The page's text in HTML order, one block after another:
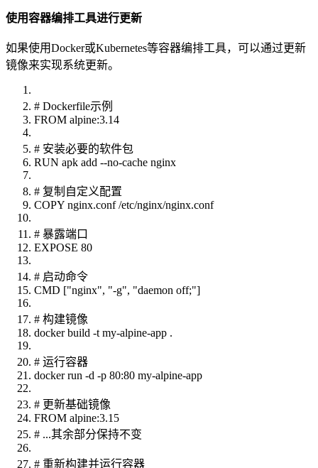
使用容器编排工具进行更新
如果使用Docker或Kubernetes等容器编排工具，可以通过更新
镜像来实现系统更新。
# Dockerfile示例
FROM alpine:3.14
# 安装必要的软件包
RUN apk add --no-cache nginx
# 复制自定义配置
COPY nginx.conf /etc/nginx/nginx.conf
# 暴露端口
EXPOSE 80
# 启动命令
CMD ["nginx", "-g", "daemon off;"]
# 构建镜像
docker build -t my-alpine-app .
# 运行容器
docker run -d -p 80:80 my-alpine-app
# 更新基础镜像
FROM alpine:3.15
# ...其余部分保持不变
# 重新构建并运行容器